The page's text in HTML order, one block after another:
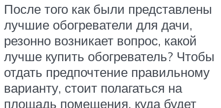
После того как были представлены
лучшие обогреватели для дачи,
резонно возникает вопрос, какой
лучше купить обогреватель? Чтобы
отдать предпочтение правильному
варианту, стоит полагаться на
площадь помещения, куда будет